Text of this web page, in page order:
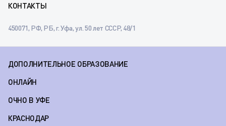
КОНТАКТЫ
450071, РФ, РБ, г. Уфа, ул. 50 лет СССР, 48/1
ДОПОЛНИТЕЛЬНОЕ ОБРАЗОВАНИЕ
ОНЛАЙН
ОЧНО В УФЕ
КРАСНОДАР